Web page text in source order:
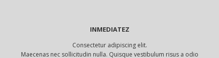
INMEDIATEZ
Consectetur adipiscing elit.
Maecenas nec sollicitudin nulla. Quisque vestibulum risus a odio